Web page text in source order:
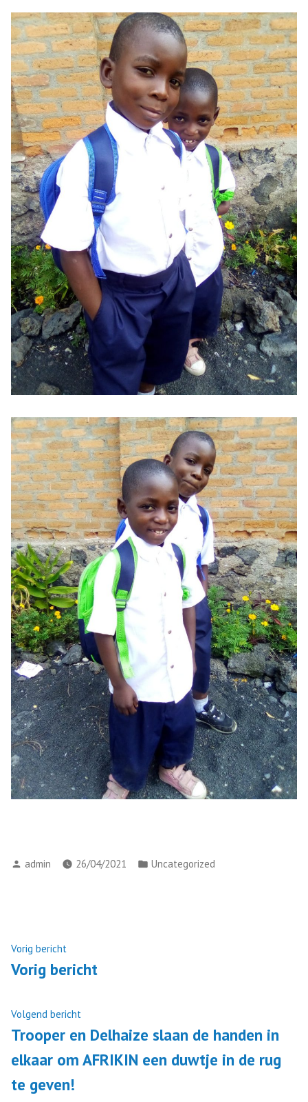
admin 26/04/2021 Uncategorized
Vorig bericht
Vorig bericht
Volgend bericht
Trooper en Delhaize slaan de handen in
elkaar om AFRIKIN een duwtje in de rug
te geven!